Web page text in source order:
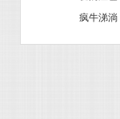
疯牛涕淌